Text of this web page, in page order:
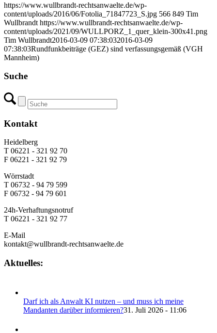
https://www.wullbrandt-rechtsanwaelte.de/wp-
content/uploads/2016/06/Fotolia_71847723_S.jpg 566 849 Tim
Wullbrandt https://www.wullbrandt-rechtsanwaelte.de/wp-
content/uploads/2021/09/WULLPORZ_1_quer_klein-300x41.png
Tim Wullbrandt2016-03-09 07:38:032016-03-09
07:38:03Rundfunkbeiträge (GEZ) sind verfassungsgemäß (VGH
Mannheim)
Suche
Kontakt
Heidelberg
T 06221 - 321 92 70
F 06221 - 321 92 79
Wörrstadt
T 06732 - 94 79 599
F 06732 - 94 79 601
24h-Verhaftungsnotruf
T 06221 - 321 92 77
E-Mail
kontakt@wullbrandt-rechtsanwaelte.de
Aktuelles:
Darf ich als Anwalt KI nutzen – und muss ich meine
Mandanten darüber informieren?31. Juli 2026 - 11:06